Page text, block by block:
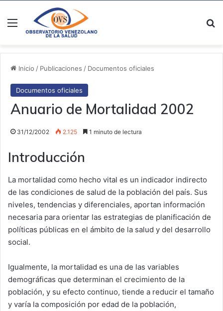
Menú
Inicio / Publicaciones / Documentos oficiales
Documentos oficiales
Anuario de Mortalidad 2002
31/12/2002 2.125 1 minuto de lectura
Introducción
La mortalidad como hecho vital es un indicador indirecto
de las condiciones de salud de la población del país. Sus
niveles, tendencias y diferenciales, aportan información
necesaria para orientar las estrategias de planificación de
políticas públicas en el ámbito de la salud y del desarrollo
social.
Igualmente, la mortalidad es una de las variables
demográficas que determinan el crecimiento de la
población, y su efecto continuo, tiende a reducir el tamaño
y varía la composición por edad de la población,